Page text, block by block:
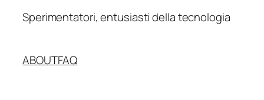
Sperimentatori, entusiasti della tecnologia
ABOUTFAQ